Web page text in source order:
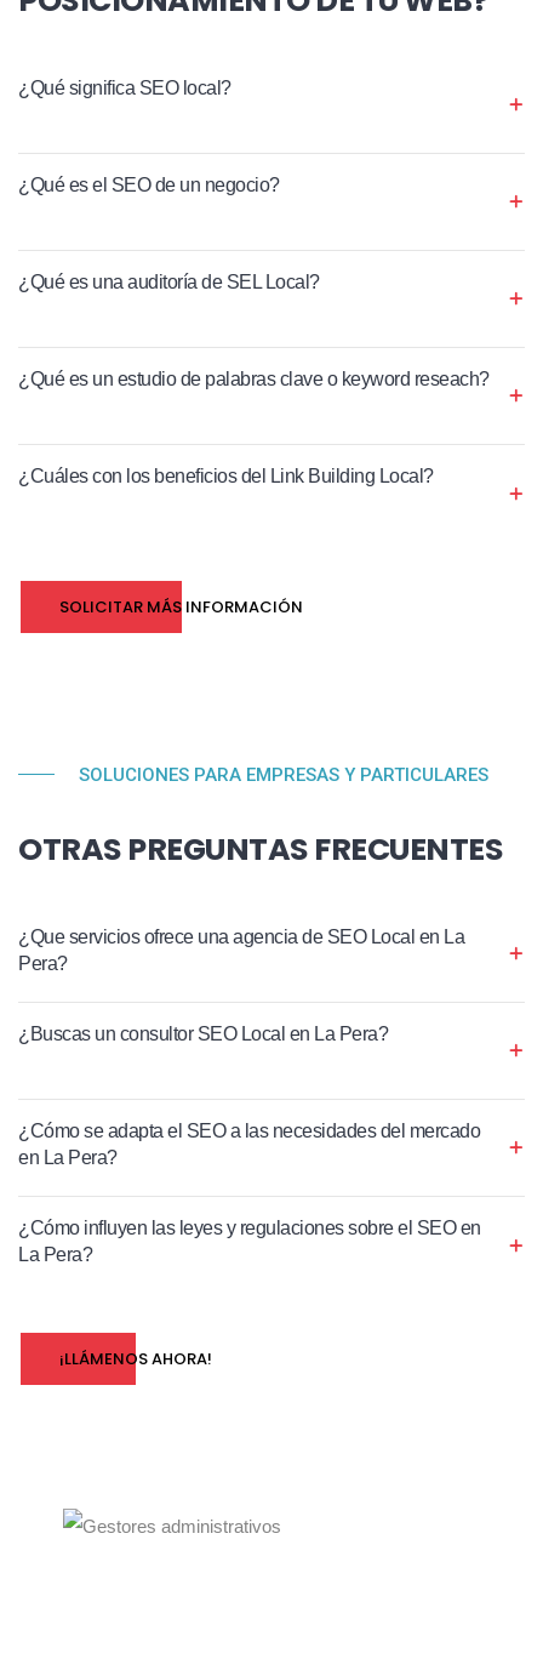
¿Qué significa SEO local?
¿Qué es el SEO de un negocio?
¿Qué es una auditoría de SEL Local?
¿Qué es un estudio de palabras clave o keyword reseach?
¿Cuáles con los beneficios del Link Building Local?
SOLICITAR MÁS INFORMACIÓN
SOLUCIONES PARA EMPRESAS Y PARTICULARES
OTRAS PREGUNTAS FRECUENTES
¿Que servicios ofrece una agencia de SEO Local en La
Pera?
¿Buscas un consultor SEO Local en La Pera?
¿Cómo se adapta el SEO a las necesidades del mercado
en La Pera?
¿Cómo influyen las leyes y regulaciones sobre el SEO en
La Pera?
¡LLÁMENOS AHORA!